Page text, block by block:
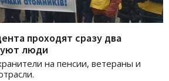
проходят сразу два
люди
на пенсии, ветераны и